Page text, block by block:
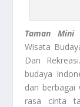
Taman Mini
Wisata
Dan
budaya
dan berbagai
rasa cinta